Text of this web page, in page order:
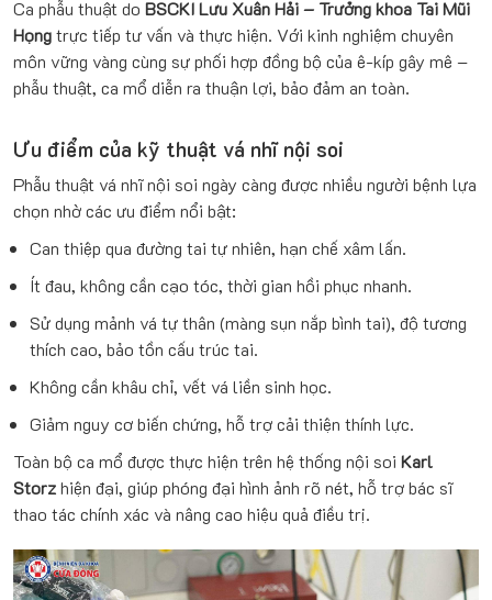
Ca phẫu thuật do BSCKI Lưu Xuân Hải – Trưởng khoa Tai Mũi
Họngtrực tiếp tư vấn và thực hiện. Với kinh nghiệm chuyên
môn vững vàng cùng sự phối hợp đồng bộ của ê-kíp gây mê –
phẫu thuật, ca mổ diễn ra thuận lợi, bảo đảm an toàn.
Ưu điểm của kỹ thuật vá nhĩ nội soi
Phẫu thuật vá nhĩ nội soi ngày càng được nhiều người bệnh lựa
chọn nhờ các ưu điểm nổi bật:
Can thiệp qua đường tai tự nhiên, hạn chế xâm lấn.
Ít đau, không cần cạo tóc, thời gian hồi phục nhanh.
Sử dụng mảnh vá tự thân (màng sụn nắp bình tai), độ tương
thích cao, bảo tồn cấu trúc tai.
Không cần khâu chỉ, vết vá liền sinh học.
Giảm nguy cơ biến chứng, hỗ trợ cải thiện thính lực.
Toàn bộ ca mổ được thực hiện trên hệ thống nội soi Karl
Storzhiện đại, giúp phóng đại hình ảnh rõ nét, hỗ trợ bác sĩ
thao tác chính xác và nâng cao hiệu quả điều trị.